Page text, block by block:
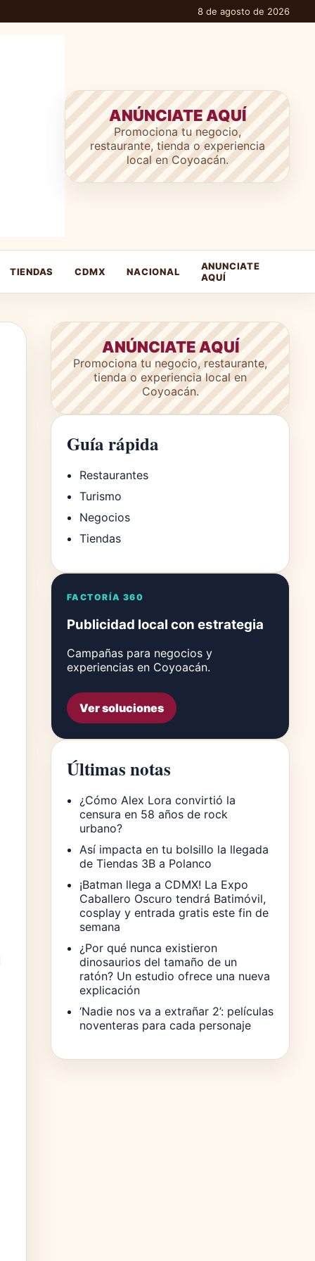
8 de agosto de 2026
ANÚNCIATE AQUÍ
Promociona tu negocio,
restaurante, tienda o experiencia
local en Coyoacán.
TIENDAS CDMX NACIONAL
ANUNCIATE
AQUÍ
ANÚNCIATE AQUÍ
Promociona tu negocio, restaurante,
tienda o experiencia local en
Coyoacán.
Guía rápida
Restaurantes
Turismo
Negocios
Tiendas
FACTORÍA 360
Publicidad local con estrategia
Campañas para negocios y
experiencias en Coyoacán.
Ver soluciones
Últimas notas
¿Cómo Alex Lora convirtió la
censura en 58 años de rock
urbano?
Así impacta en tu bolsillo la llegada
de Tiendas 3B a Polanco
¡Batman llega a CDMX! La Expo
Caballero Oscuro tendrá Batimóvil,
cosplay y entrada gratis este fin de
semana
¿Por qué nunca existieron
dinosaurios del tamaño de un
ratón? Un estudio ofrece una nueva
explicación
‘Nadie nos va a extrañar 2’: películas
noventeras para cada personaje